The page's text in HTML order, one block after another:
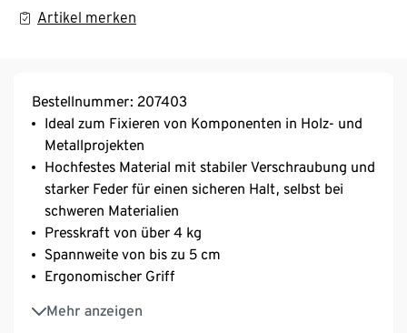
Artikel merken
Bestellnummer: 207403
Ideal zum Fixieren von Komponenten in Holz- und
Metallprojekten
Hochfestes Material mit stabiler Verschraubung und
starker Feder für einen sicheren Halt, selbst bei
schweren Materialien
Presskraft von über 4 kg
Spannweite von bis zu 5 cm
Ergonomischer Griff
Mehr anzeigen
Bewegliche Klemmbacken für eine einfache
Handhabung